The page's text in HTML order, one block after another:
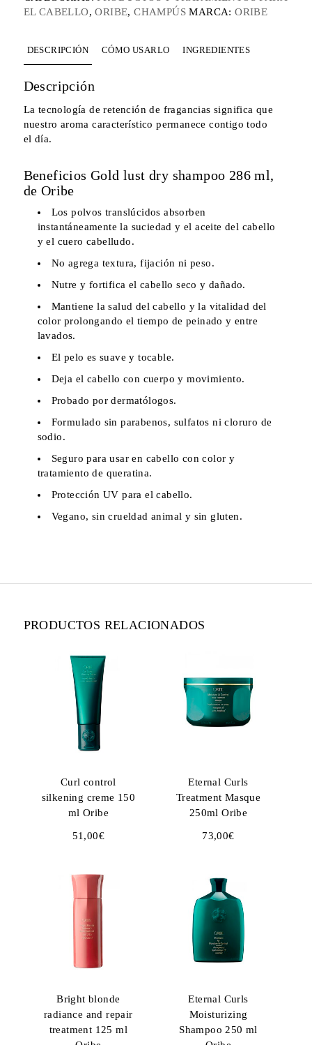
EL CABELLO,ORIBE,CHAMPÚS MARCA:ORIBE
DESCRIPCIÓN CÓMO USARLO INGREDIENTES
Descripción
La tecnología de retención de fragancias significa que
nuestro aroma característico permanece contigo todo
el día.
Beneficios Gold lust dry shampoo 286 ml,
de Oribe
Los polvos translúcidos absorben
instantáneamente la suciedad y el aceite del cabello
y el cuero cabelludo.
No agrega textura, fijación ni peso.
Nutre y fortifica el cabello seco y dañado.
Mantiene la salud del cabello y la vitalidad del
color prolongando el tiempo de peinado y entre
lavados.
El pelo es suave y tocable.
Deja el cabello con cuerpo y movimiento.
Probado por dermatólogos.
Formulado sin parabenos, sulfatos ni cloruro de
sodio.
Seguro para usar en cabello con color y
tratamiento de queratina.
Protección UV para el cabello.
Vegano, sin crueldad animal y sin gluten.
PRODUCTOS RELACIONADOS
Curl control
silkening creme 150
ml Oribe
51,00€
Eternal Curls
Treatment Masque
250ml Oribe
73,00€
Bright blonde
radiance and repair
treatment 125 ml
Eternal Curls
Moisturizing
Shampoo 250 ml